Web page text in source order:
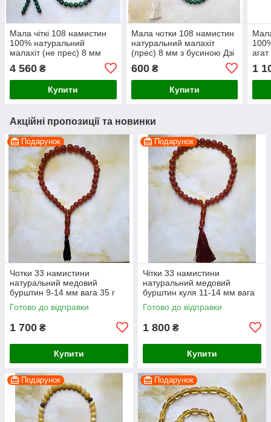
Мала чіткі 108 намистин
100% натуральний
малахіт (не прес) 8 мм
4 560 ₴
Купити
Мала чотки 108 намистин
натуральний малахіт
(прес) 8 мм з бусиною Дзі
600₴
Купити
1
Акційні пропозиції та новинки
Подарунок
Чотки 33 намистини
натуральний медовий
бурштин 9-14 мм вага 35 г
Готово до відправки
1 700 ₴
Купити
Подарунок
Чітки 33 намистини
натуральний медовий
бурштин куля 11-14 мм вага
45 г
Готово до відправки
1 800 ₴
Купити
Подарунок Подарунок